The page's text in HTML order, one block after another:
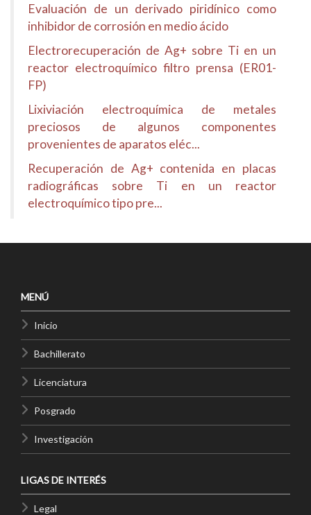
Evaluación de un derivado piridínico como
inhibidor de corrosión en medio ácido
Electrorecuperación de Ag+ sobre Ti en un
reactor electroquímico filtro prensa (ER01-
FP)
Lixiviación electroquímica de metales
preciosos de algunos componentes
provenientes de aparatos eléc...
Recuperación de Ag+ contenida en placas
radiográficas sobre Ti en un reactor
electroquímico tipo pre...
MENÚ
Inicio
Bachillerato
Licenciatura
Posgrado
Investigación
LIGAS DE INTERÉS
Legal